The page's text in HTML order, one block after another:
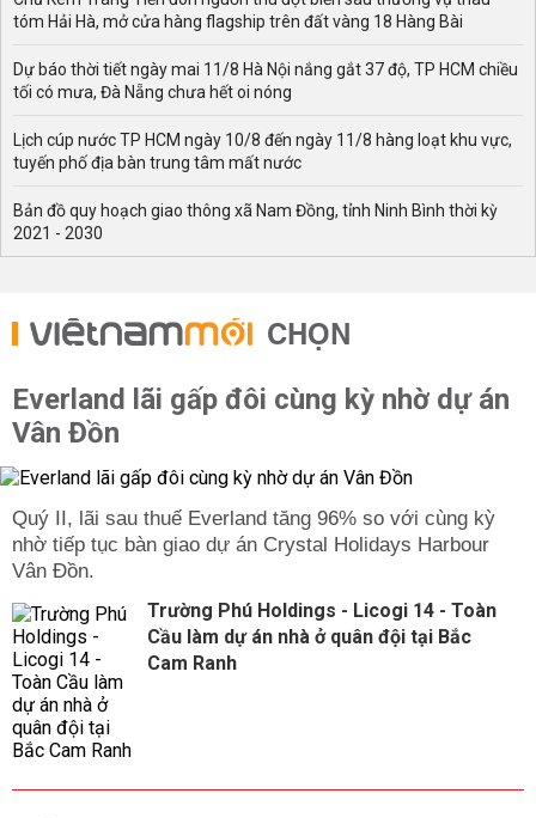
tóm Hải Hà, mở cửa hàng flagship trên đất vàng 18 Hàng Bài
Dự báo thời tiết ngày mai 11/8 Hà Nội nắng gắt 37 độ, TP HCM chiều
tối có mưa, Đà Nẵng chưa hết oi nóng
Lịch cúp nước TP HCM ngày 10/8 đến ngày 11/8 hàng loạt khu vực,
tuyến phố địa bàn trung tâm mất nước
Bản đồ quy hoạch giao thông xã Nam Đồng, tỉnh Ninh Bình thời kỳ
2021 - 2030
CHỌN
Everland lãi gấp đôi cùng kỳ nhờ dự án
Vân Đồn
Quý II, lãi sau thuế Everland tăng 96% so với cùng kỳ
nhờ tiếp tục bàn giao dự án Crystal Holidays Harbour
Vân Đồn.
Trường Phú Holdings - Licogi 14 - Toàn
Cầu làm dự án nhà ở quân đội tại Bắc
Cam Ranh